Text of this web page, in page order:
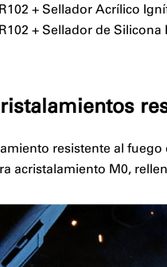
+ Sellador Acrílico
+ Sellador de Silicona
resistente al
acristalamiento M0,